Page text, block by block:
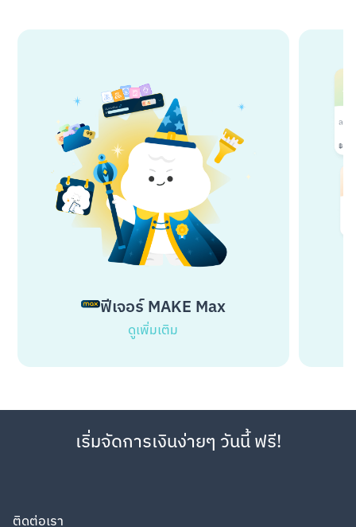
ฟีเจอร์ MAKE Max
ดูเพิ่มเติม
ติดต่อเรา
เริ่มจัดการเงินง่ายๆ วันนี้ ฟรี!